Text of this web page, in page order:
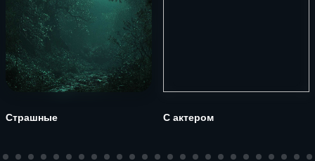
Страшные С актером